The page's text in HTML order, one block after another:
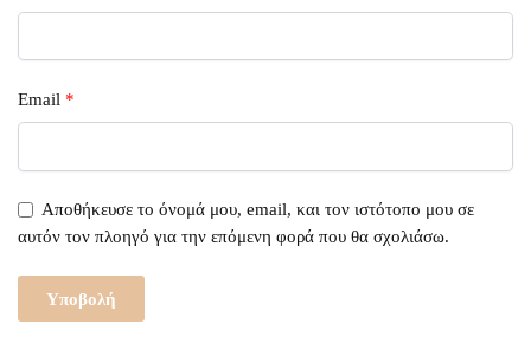
Email *
Αποθήκευσε το όνομά μου, email, και τον ιστότοπο μου σε
αυτόν τον πλοηγό για την επόμενη φορά που θα σχολιάσω.